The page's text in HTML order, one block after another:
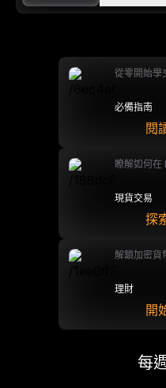
從零開始學
必備指南
閱
瞭解如何
現貨交易
探
解鎖加密貨
理財
開
每